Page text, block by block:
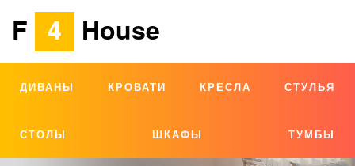
F 4 House
ДИВАНЫ КРОВАТИ КРЕСЛА СТУЛЬЯ
СТОЛЫ ШКАФЫ ТУМБЫ